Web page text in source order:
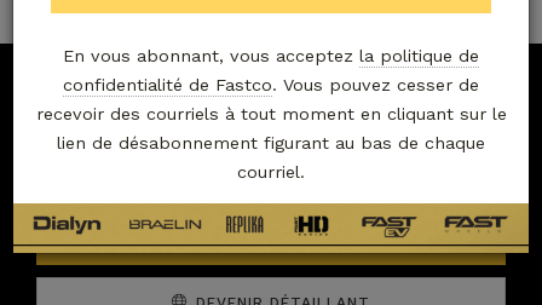
PRÉNOM: *
ENTREPRISE:
Nous joindre
ENVOYER UN COURRIEL
En vous abonnant, vous acceptez la politique de
confidentialité de Fastco. Vous pouvez cesser de
recevoir des courriels à tout moment en cliquant sur le
lien de désabonnement figurant au bas de chaque
courriel.